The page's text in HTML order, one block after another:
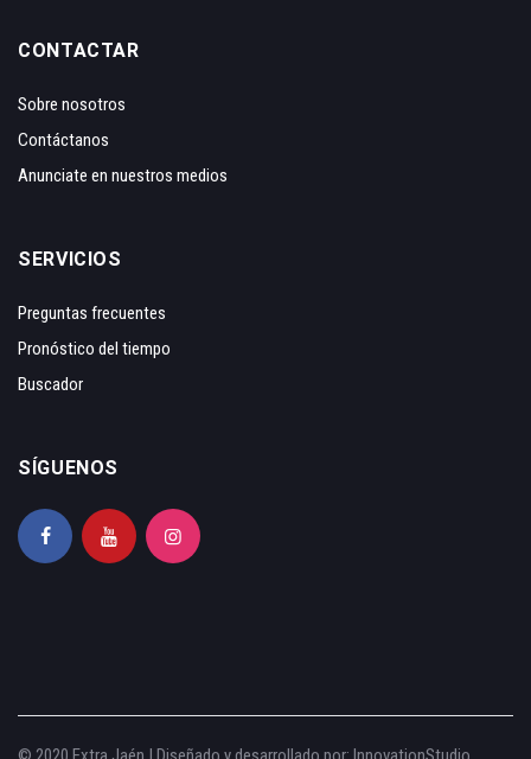
CONTACTAR
Sobre nosotros
Contáctanos
Anunciate en nuestros medios
SERVICIOS
Preguntas frecuentes
Pronóstico del tiempo
Buscador
SÍGUENOS